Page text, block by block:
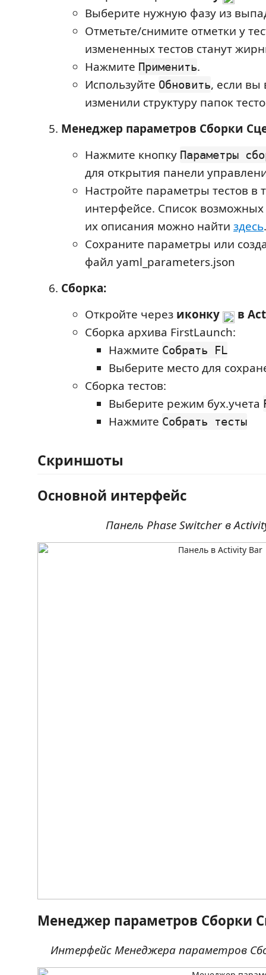
Выберите нужную фазу из
Отметьте/снимите отметки у
измененных тестов станут
Нажмите Применить.
Используйте Обновить, если вы
изменили структуру папок
Менеджер параметров Сборки
Нажмите кнопку Параметры
для открытия панели
Настройте параметры тестов в
интерфейсе. Список
их описания можно найти здесь.
Сохраните параметры или
файл yaml_parameters.json
Сборка:
Откройте через иконку
в
Сборка архива FirstLaunch:
Нажмите Собрать FL
Выберите место для
Сборка тестов:
Выберите режим бух.учета
Нажмите Собрать тесты
Скриншоты
Основной интерфейс
Панель Phase Switcher в
Менеджер параметров Сборки
Интерфейс Менеджера параметров